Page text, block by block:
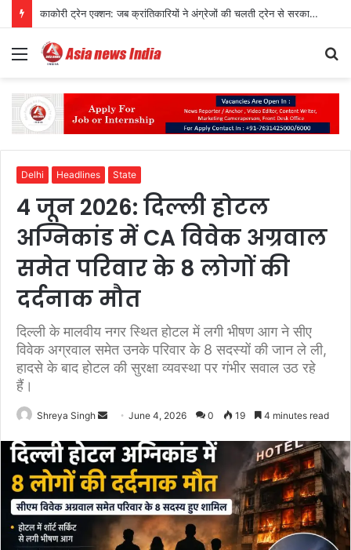
Mojtaba Khamenei Video: अफवाहों के बीच सामने आया नया वीडियो
Menu
Delhi Headlines State
4 जून 2026: दिल्ली होटल
अग्निकांड में CA विवेक अग्रवाल
समेत परिवार के 8 लोगों की
दर्दनाक मौत
दिल्ली के मालवीय नगर स्थित होटल में लगी भीषण आग ने सीए
विवेक अग्रवाल समेत उनके परिवार के 8 सदस्यों की जान ले ली,
हादसे के बाद होटल की सुरक्षा व्यवस्था पर गंभीर सवाल उठ रहे
हैं।
Shreya Singh
Send
email
June 4, 2026 0 19 4 minutes read